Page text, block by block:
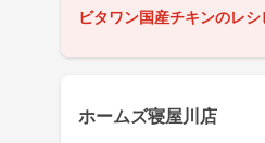
ビタワン国産チキンのレ
ホームズ寝屋川店